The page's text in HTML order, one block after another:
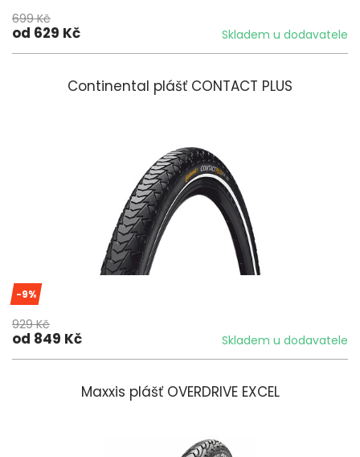
699 Kč
od 629 Kč Skladem u dodavatele
Continental plášť CONTACT PLUS
-9%
929 Kč
od 849 Kč Skladem u dodavatele
Maxxis plášť OVERDRIVE EXCEL